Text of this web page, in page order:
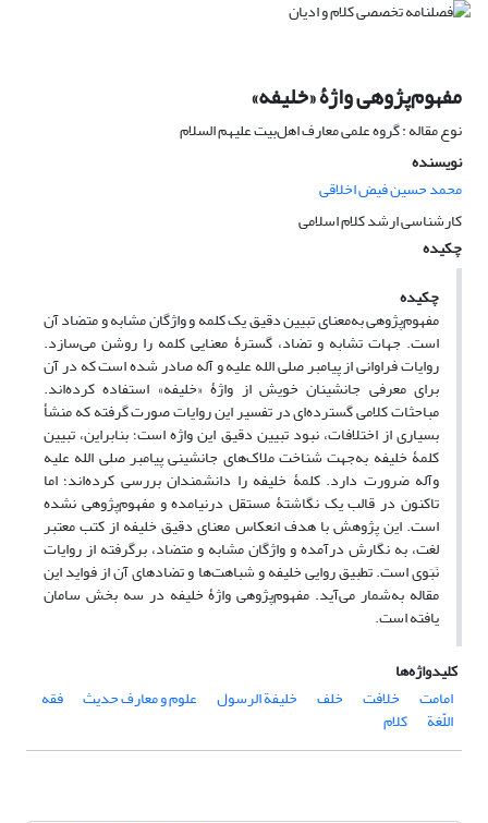
مفهوم‌پژوهی واژۀ «خلیفه»
نوع مقاله : گروه علمی معارف اهل‌بیت علیهم السلام
نویسنده
محمد حسین فیض اخلاقی
کارشناسی ارشد کلام اسلامی
چکیده
چکیده
مفهوم‌پژوهی به‌معنای تبیین دقیق یک کلمه و واژگان مشابه و متضاد آن
است. جهات تشابه و تضاد، گسترۀ معنایی کلمه را روشن می‌سازد.
روایات فراوانی از پیامبر صلی الله علیه و آله صادر شده است که در آن
برای معرفی جانشینان خویش از واژۀ «خلیفه» استفاده کرده‌اند.
مباحثات کلامی گسترده‌ای در تفسیر این روایات صورت گرفته که منشأ
بسیاری از اختلافات، نبود تبیین دقیق این واژه است؛ بنابراین، تبیین
کلمۀ خلیفه به‌جهت شناخت ملاک‌های جانشینی پیامبر صلی الله علیه
وآله ضرورت دارد. کلمۀ خلیفه را دانشمندان بررسی کرده‌اند؛ اما
تا‌کنون در قالب یک نگاشتۀ مستقل درنیامده و مفهوم‌پژوهی نشده
است. این پژوهش با هدف انعکاس معنای دقیق خلیفه از کتب معتبر
لغت، به نگارش درآمده و واژگان مشابه و متضاد، برگرفته از روایات
نَبَوی است. تطبیق روایی خلیفه و شباهت‌ها و تضاد‌های آن از فواید این
مقاله به‌شمار می‌آید. مفهوم‌پژوهی واژۀ خلیفه در سه بخش سامان
یافته است.
کلیدواژه‌ها
امامت
خلافت خلف خلیفة‌ ‌الرسول علوم و معارف حدیث فقه‌
اللّغة کلام